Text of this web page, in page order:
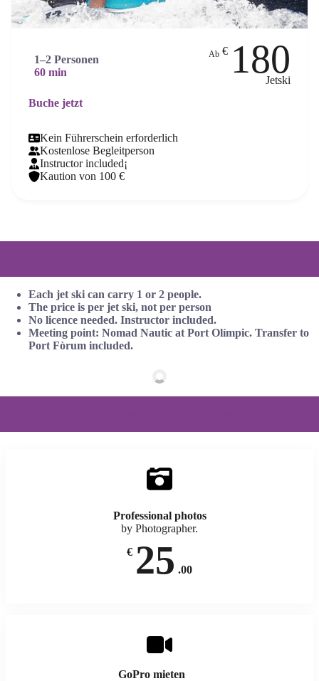
1–2 Personen
60 min
Ab € 180
Jetski
Buche jetzt
Kein Führerschein erforderlich
Kostenlose Begleitperson
Instructor included¡
Kaution von 100 €
Each jet ski can carry 1 or 2 people.
The price is per jet ski, not per person
No licence needed. Instructor included.
Meeting point: Nomad Nautic at Port Olímpic. Transfer to
Port Fòrum included.
Professional photos
by Photographer.
€ 25 .00
GoPro mieten